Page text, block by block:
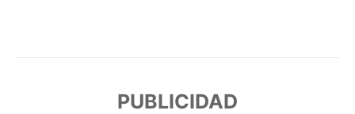
PUBLICIDAD